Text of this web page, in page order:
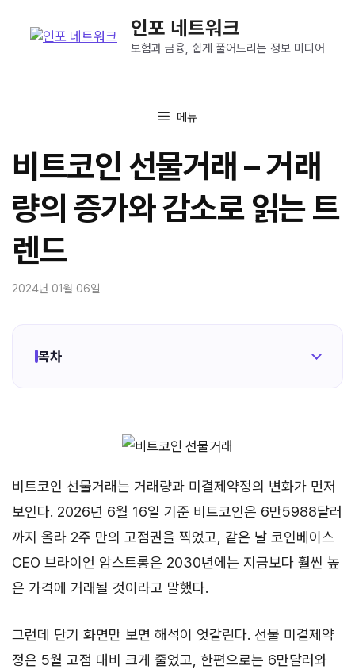
인포 네트워크
보험과 금융, 쉽게 풀어드리는 정보 미디어
메뉴
비트코인 선물거래 – 거래
량의 증가와 감소로 읽는 트
렌드
2024년 01월 06일
목차
비트코인 선물거래는 거래량과 미결제약정의 변화가 먼저
보인다. 2026년 6월 16일 기준 비트코인은 6만5988달러
까지 올라 2주 만의 고점권을 찍었고, 같은 날 코인베이스
CEO 브라이언 암스트롱은 2030년에는 지금보다 훨씬 높
은 가격에 거래될 것이라고 말했다.
그런데 단기 화면만 보면 해석이 엇갈린다. 선물 미결제약
정은 5월 고점 대비 크게 줄었고, 한편으로는 6만달러와